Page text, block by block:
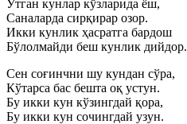
Ўтган кунлар кўзларида ёш,
Саналарда сирқирар озор.
Икки кунлик ҳасратга бардош
Бўлолмайди беш кунлик дийдор.
Сен соғинчни шу кундан сўра,
Кўтарса бас бешта оқ устун.
Бу икки кун кўзингдай қора,
Бу икки кун сочингдай узун.